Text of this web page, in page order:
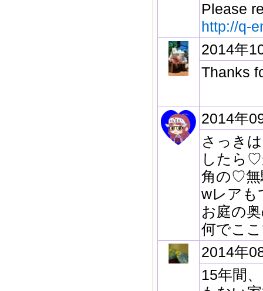
Please
http://q-
2014年
Thanks
2014年
さっき
したら♡
角の♡無
wレアも
お庭の
何でこ
2014年
15年間